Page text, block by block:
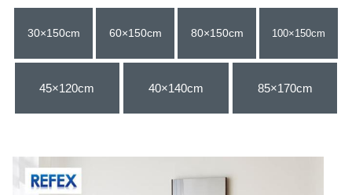
30×150cm 60×150cm 80×150cm 100×150cm
45×120cm 40×140cm 85×170cm